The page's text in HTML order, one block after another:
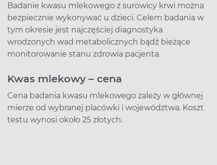
Badanie kwasu mlekowego z surowicy krwi można
bezpiecznie wykonywać u dzieci. Celem badania w
tym okresie jest najczęściej diagnostyka
wrodzonych wad metabolicznych bądź bieżące
monitorowanie stanu zdrowia pacjenta.
Kwas mlekowy – cena
Cena badania kwasu mlekowego zależy w głównej
mierze od wybranej placówki i województwa. Koszt
testu wynosi około 25 złotych.